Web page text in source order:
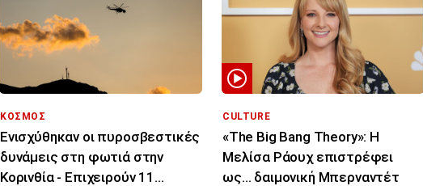
ΚΟΣΜΟΣ
Ενισχύθηκαν οι πυροσβεστικές
δυνάμεις στη φωτιά στην
Κορινθία - Επιχειρούν 11
CULTURE
«The Big Bang Theory»: Η
Μελίσα Ράουχ επιστρέφει
ως… δαιμονική Μπερναντέτ